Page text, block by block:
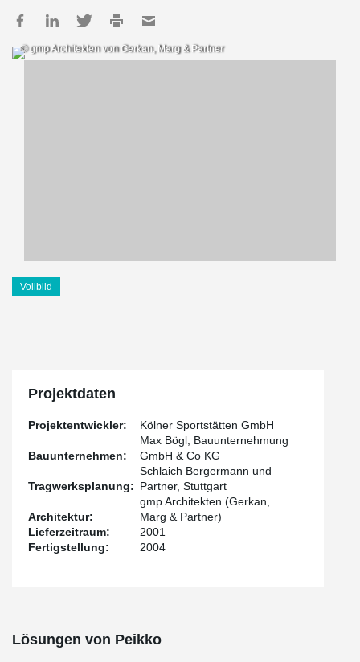
© gmp Architekten von Gerkan, Marg & Partner
Vollbild
Projektdaten
Projektentwickler: Kölner Sportstätten GmbH
Bauunternehmen:
Max Bögl, Bauunternehmung
GmbH & Co KG
Tragwerksplanung:
Schlaich Bergermann und
Partner, Stuttgart
Architektur:
gmp Architekten (Gerkan,
Marg & Partner)
Lieferzeitraum:
2001
Fertigstellung:
2004
Lösungen von Peikko